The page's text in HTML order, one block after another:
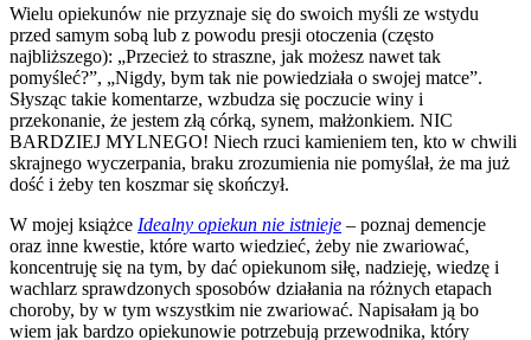
Wielu opiekunów nie przyznaje się do swoich myśli ze wstydu
przed samym sobą lub z powodu presji otoczenia (często
najbliższego): „Przecież to straszne, jak możesz nawet tak
pomyśleć?”, „Nigdy, bym tak nie powiedziała o swojej matce”.
Słysząc takie komentarze, wzbudza się poczucie winy i
przekonanie, że jestem złą córką, synem, małżonkiem. NIC
BARDZIEJ MYLNEGO! Niech rzuci kamieniem ten, kto w chwili
skrajnego wyczerpania, braku zrozumienia nie pomyślał, że ma już
dość i żeby ten koszmar się skończył.
W mojej książce Idealny opiekun nie istnieje – poznaj demencje
oraz inne kwestie, które warto wiedzieć, żeby nie zwariować,
koncentruję się na tym, by dać opiekunom siłę, nadzieję, wiedzę i
wachlarz sprawdzonych sposobów działania na różnych etapach
choroby, by w tym wszystkim nie zwariować. Napisałam ją bo
wiem jak bardzo opiekunowie potrzebują przewodnika, który